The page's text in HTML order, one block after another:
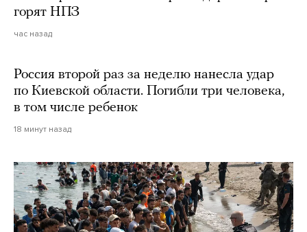
горят НПЗ
час назад
Россия второй раз за неделю нанесла удар
по Киевской области. Погибли три человека,
в том числе ребенок
18 минут назад